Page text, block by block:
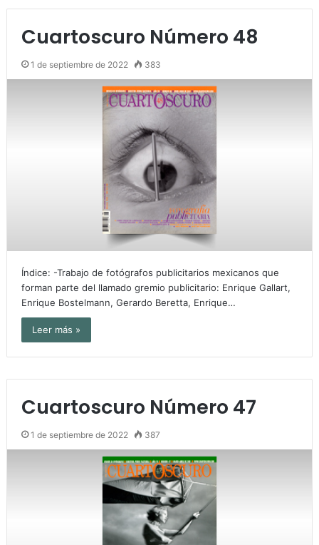
Cuartoscuro Número 48
1 de septiembre de 2022 383
Índice: -Trabajo de fotógrafos publicitarios mexicanos que
forman parte del llamado gremio publicitario: Enrique Gallart,
Enrique Bostelmann, Gerardo Beretta, Enrique…
Leer más »
Cuartoscuro Número 47
1 de septiembre de 2022 387